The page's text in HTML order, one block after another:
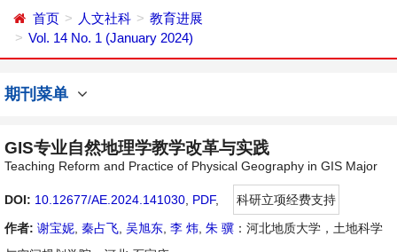
首页 人文社科
教育进展
Vol. 14 No. 1 (January 2024)
期刊菜单
GIS专业自然地理学教学改革与实践
Teaching Reform and Practice of Physical Geography in GIS Major
DOI: 10.12677/AE.2024.141030 PDF,
科研立项经费支持
作者: 谢宝妮 秦占飞 吴旭东 李 炜 朱 骥 ：河北地质大学，土地科学